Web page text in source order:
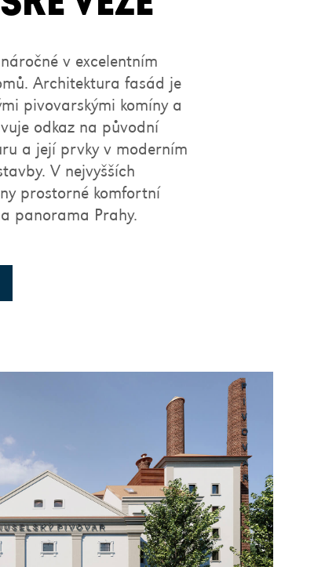
v excelentním
Architektura fasád je
pivovarskými komíny a
odkaz na původní
a její prvky v moderním
V nejvyšších
prostorné komfortní
panorama Prahy.